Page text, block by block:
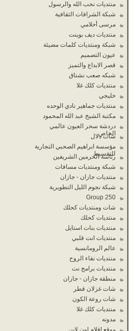
منتديات نحب الله والرسول
شبكة الشرافات الثقافية
مرسى أحلامي
منتديات ديف بوينت
شبكة ومنتديات كلمات مضيئة
عيون التصميم
قصر الابداع والتميز
شبكه صعب نشتاق
منتديات كلك غلا
خليجي
منتديات جماهير نادي الوحده
مكتبة الشيخ عبد الله المحمود
دردشة سحر العيون عالمي
الخاص
شات دلال
مؤسسة ابراهيم الصحبي التجارية
للتقسيط
رئاسة الحرمين الشريفين
شبكة ومنتديات مسافات
منتديات جازان - جازان
شبكة نجوم الليل التطويرية
Group 250
شات ومنتديات كحلك
منتديات كحلك
منتديات بنات استايل
منتديات انت قلبي
عالم الرومانسية
منتديات نقاء الروح
منتديات برامج نت
منطقة جازان - جازان
شات غزلان قطر
شات روعة الكون
منتديات كلك غلا
مدونه
موقع افلام اون لاين